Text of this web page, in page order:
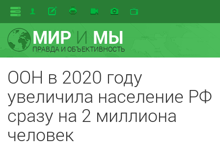
МИРИ МЫ
ПРАВДА И ОБЪЕКТИВНОСТЬ
ООН в 2020 году
увеличила население РФ
сразу на 2 миллиона
человек